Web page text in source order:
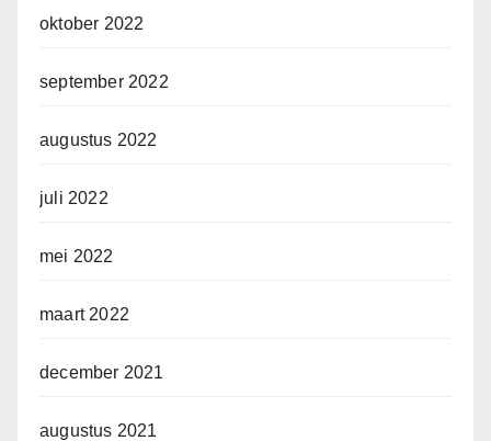
oktober 2022
september 2022
augustus 2022
juli 2022
mei 2022
maart 2022
december 2021
augustus 2021